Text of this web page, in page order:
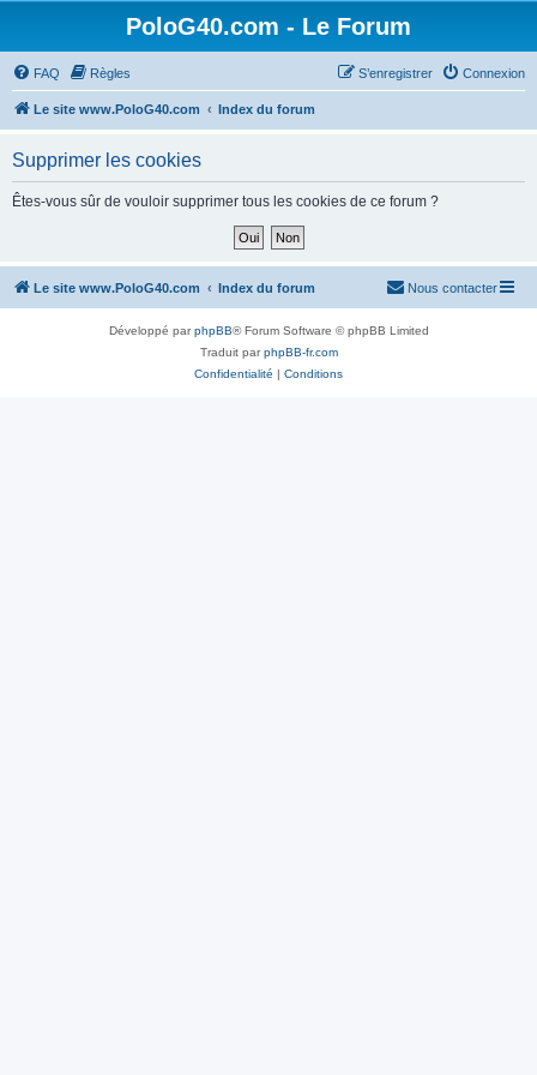
PoloG40.com - Le Forum
FAQ Règles Connexion
S’enregistrer
Le site www.PoloG40.com Index du forum
Supprimer les cookies
Êtes-vous sûr de vouloir supprimer tous les cookies de ce forum ?
Le site www.PoloG40.com Index du forum Nous contacter
Développé parphpBB® Forum Software © phpBB Limited
Traduit parphpBB-fr.com
Confidentialité | Conditions